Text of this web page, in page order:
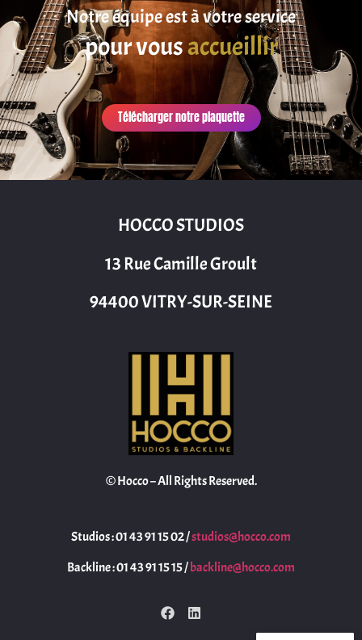
Notre équipe est à votre service
pour vous
accueillir
satisfaire
Télécharger notre plaquette
HOCCO STUDIOS
13 Rue Camille Groult
94400 VITRY-SUR-SEINE
© Hocco – All Rights Reserved.
Studios : 01 43 91 15 02 /studios@hocco.com
Backline : 01 43 91 15 15 /backline@hocco.com